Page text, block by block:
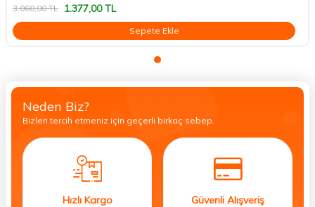
3.060,00TL 1.377,00TL
Sepete Ekle
Neden Biz?
Bizleri tercih etmeniz için geçerli birkaç sebep.
Hızlı Kargo Güvenli Alışveriş